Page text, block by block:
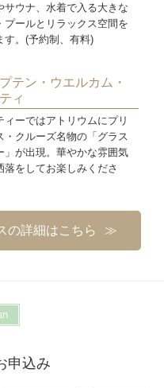
サウナ、水着で入る大きな
プールとリラックス空間を
す。(予約制、有料)
テン・ウエルカム・
ィ
ィーではアトリウムにプリ
・クルーズ名物の「グラス
」が出現。華やかな雰囲気
落をしてお楽しみくださ
の詳細はこちら
申込み